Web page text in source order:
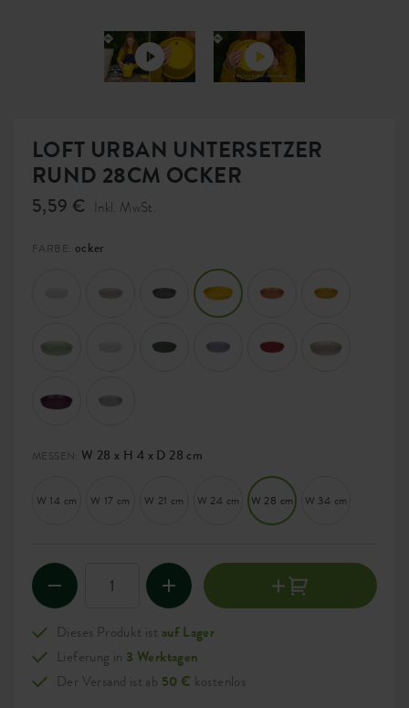
LOFT URBAN UNTERSETZER
RUND 28CM OCKER
5,59 € Inkl. MwSt.
FARBE: ocker
MESSEN: W 28 x H 4 x D 28 cm
W 14 cm W 17 cm W 21 cm W 24 cm W 28 cm W 34 cm
Dieses Produkt ist auf Lager
Lieferung in 3 Werktagen
Der Versand ist ab 50 € kostenlos